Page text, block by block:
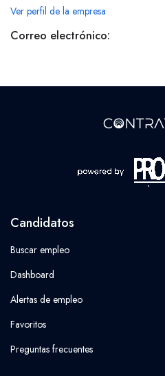
Ver perfil de la empresa
Correo electrónico:
Candidatos
Buscar empleo
Dashboard
Alertas de empleo
Favoritos
Preguntas frecuentes